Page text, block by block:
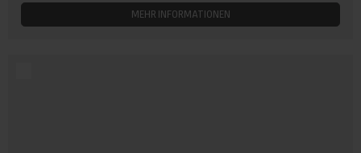
MEHR INFORMATIONEN